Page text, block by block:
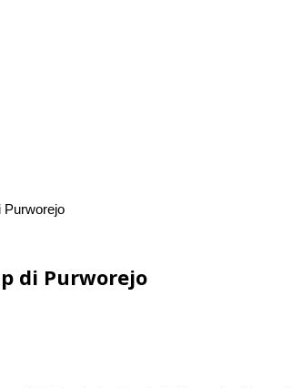
Purworejo
di Purworejo